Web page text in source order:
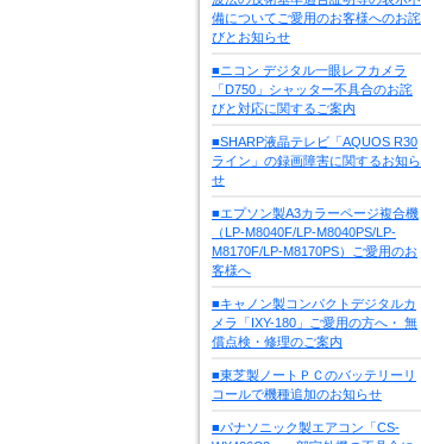
備についてご愛用のお客様へのお詫
びとお知らせ
■ニコン デジタル一眼レフカメラ
「D750」シャッター不具合のお詫
びと対応に関するご案内
■SHARP液晶テレビ「AQUOS R30
ライン」の録画障害に関するお知ら
せ
■エプソン製A3カラーページ複合機
（LP-M8040F/LP-M8040PS/LP-
M8170F/LP-M8170PS）ご愛用のお
客様へ
■キャノン製コンパクトデジタルカ
メラ「IXY-180」ご愛用の方へ・ 無
償点検・修理のご案内
■東芝製ノートＰＣのバッテリーリ
コールで機種追加のお知らせ
■パナソニック製エアコン「CS-